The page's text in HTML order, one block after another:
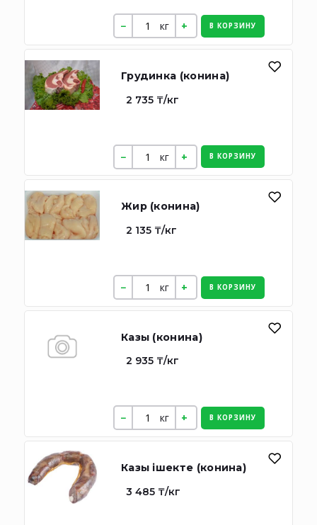
кг В КОРЗИНУ
Грудинка (конина)
2 735 ₸/кг
кг В КОРЗИНУ
Жир (конина)
2 135 ₸/кг
кг В КОРЗИНУ
Казы (конина)
2 935 ₸/кг
кг В КОРЗИНУ
Казы iшекте (конина)
3 485 ₸/кг